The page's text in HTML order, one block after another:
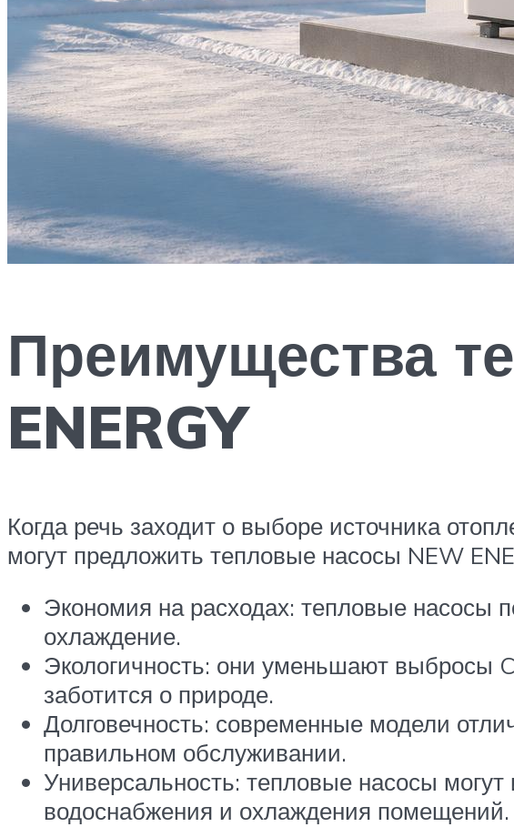
Преимущества
ENERGY
Когда речь заходит о выборе источника
могут предложить тепловые насосы NEW
Экономия на расходах: тепловые насосы
охлаждение.
Экологичность: они уменьшают выбросы
заботится о природе.
Долговечность: современные модели
правильном обслуживании.
Универсальность: тепловые насосы могут
водоснабжения и охлаждения помещений.